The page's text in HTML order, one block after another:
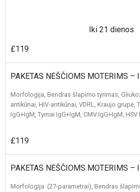
Iki 21 dienos
£119
PAKETAS NĖŠČIOMS MOTERIMS –
Morfologija, Bendras šlapimo tyrimas,
antikūnai, HIV-antikūnai, VDRL, Kraujo grupė,
IgG+IgM, Tymai IgG+IgM, CMV IgG+IgM, HSV
£119
PAKETAS NĖŠČIOMS MOTERIMS –
Morfologija (27-parametrai), Bendras